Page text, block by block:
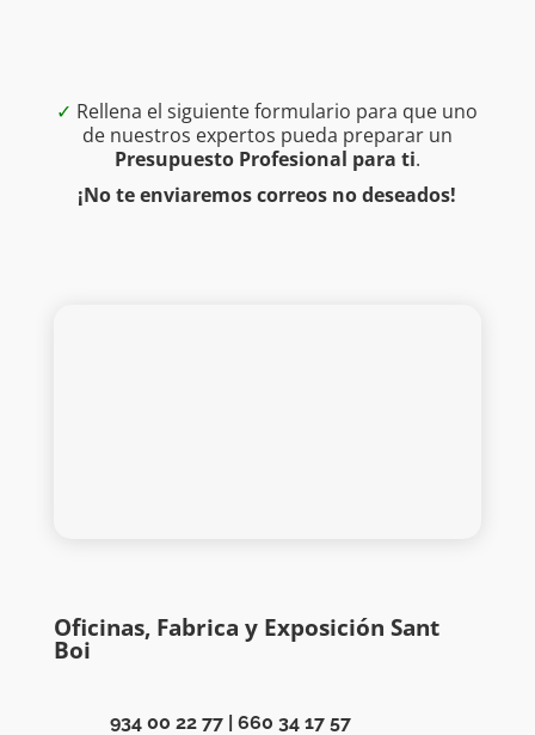
✓ Rellena el siguiente formulario para que uno
de nuestros expertos pueda preparar un
Presupuesto Profesional para ti.
¡No te enviaremos correos no deseados!
Oficinas, Fabrica y Exposición Sant
Boi
934 00 22 77| 660 34 17 57